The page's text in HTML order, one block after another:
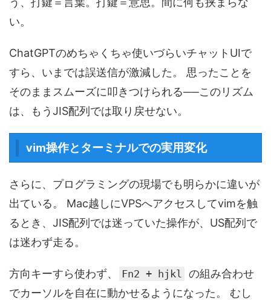
い。
ChatGPTのめちゃくちゃ使いづらいチャットUIで
すら、いまでは誤送信が激減した。 思ったことを
そのままスムーズに叩きつけられる──このリズム
は、もうJIS配列では取り戻せない。
vim操作とターミナルでの実用変化
さらに、プログラミングの現場でも明らかに違いが
出ている。 Mac越しにVPSへアクセスしてvimを触
るとき、JIS配列では迷っていた操作が、US配列で
は迷わず走る。
方向キーすら使わず、 Fn2 + hjkl の組み合わせ
でカーソルを自在に動かせるようになった。 むし